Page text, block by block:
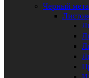
Черный